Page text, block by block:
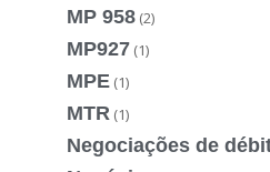
MP 958 (2)
MP927 (1)
MPE (1)
MTR (1)
Negociações de